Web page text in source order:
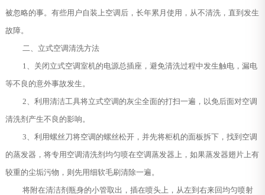
被忽略的事。有些用户自装上空调后，长年累月使用，从不清洗，直到发生
故障。
二、立式空调清洗方法
1、关闭立式空调室机的电源总插座，避免清洗过程中发生触电，漏电
等不良的意外事故发生。
2、利用清洁工具将立式空调的灰尘全面的打扫一遍，以免后面对空调
清洗剂产生不良的影响。
3、利用螺丝刀将空调的螺丝松开，并先将柜机的面板拆下，找到空调
的蒸发器，将专用空调清洗剂均匀喷在空调蒸发器上，如果蒸发器翅片上有
较重的尘垢污物，则先用细软毛刷清除一遍。
将附在清洁剂瓶身的小管取出，插在喷头上，从左到右来回均匀喷射